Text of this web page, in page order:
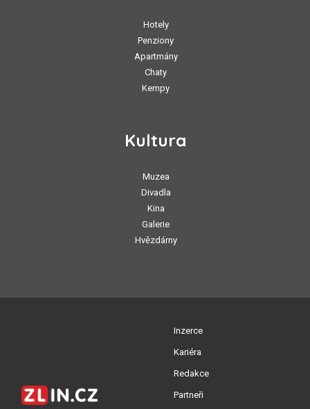
Hotely
Penziony
Apartmány
Chaty
Kempy
Kultura
Muzea
Divadla
Kina
Galerie
Hvězdárny
Inzerce
Kariéra
Redakce
Partneři